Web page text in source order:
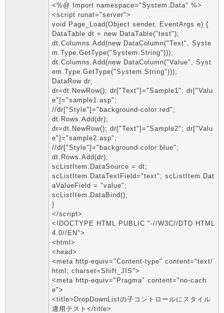
<%@ Import namespace="System.Data" %>
<script runat="server">
void Page_Load(Object sender, EventArgs e) {
DataTable dt = new DataTable("test");
dt.Columns.Add(new DataColumn("Text", Syste
m.Type.GetType("System.String")));
dt.Columns.Add(new DataColumn("Value", Syst
em.Type.GetType("System.String")));
DataRow dr;
dr=dt.NewRow(); dr["Text"]="Sample1"; dr["Valu
e"]="sample1.asp";
//dr["Style"]="background-color:red";
dt.Rows.Add(dr);
dr=dt.NewRow(); dr["Text"]="Sample2"; dr["Valu
e"]="sample2.asp";
//dr["Style"]="background-color:blue";
dt.Rows.Add(dr);
scListItem.DataSource = dt;
scListItem.DataTextField="text"; scListItem.Dat
aValueField = "value";
scListItem.DataBind();
}
</script>
<!DOCTYPE HTML PUBLIC "-//W3C//DTD HTML
4.0//EN">
<html>
<head>
<meta http-equiv="Content-type" content="text/
html; charset=Shift_JIS">
<meta http-equiv="Pragma" content="no-cach
e">
<title>DropDownListの子コントロールにスタイル
適用テスト</title>